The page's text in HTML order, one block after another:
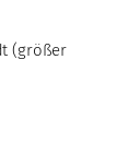
(größer